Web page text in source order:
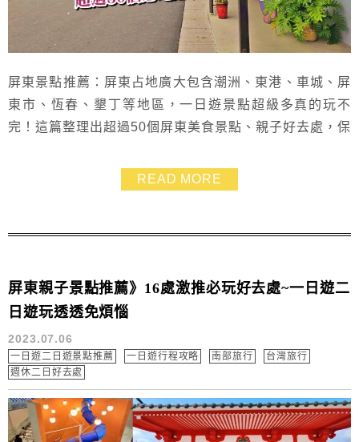
屏東景點推薦：屏東占地廣大包含潮洲、東港、車城、屏
東市、恆春、墾丁等地區，一日遊景點超級多真的玩不
完！這篇整理出超過50個屏東美食景點、親子好去處，保
珍貴的休假日，幫自己跟家人趕緊規劃一場精彩豐富的屏
READ MORE
屏東親子景點推薦》16處激推必玩好去處~一日遊二
日遊玩透透免煩惱
2023.07.06
一日遊二日遊景點推薦 一日遊行程攻略 南部旅行
台灣旅行
週休二日好去處